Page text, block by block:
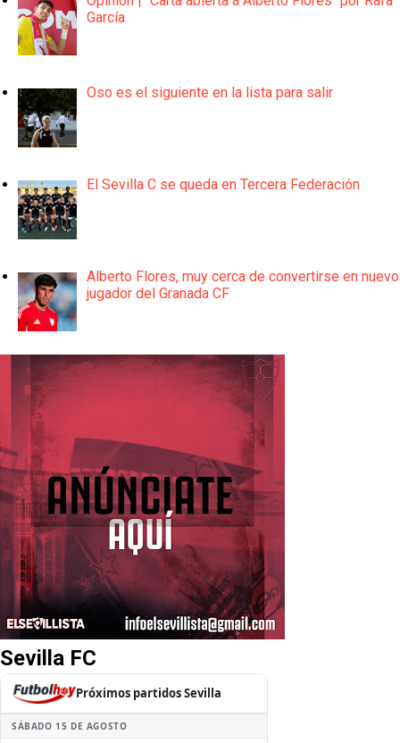
García
Oso es el siguiente en la lista para salir
El Sevilla C se queda en Tercera Federación
Alberto Flores, muy cerca de convertirse en nuevo
jugador del Granada CF
Sevilla FC